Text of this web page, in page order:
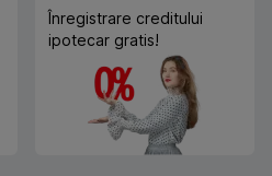
Înregistrare creditului
ipotecar gratis!